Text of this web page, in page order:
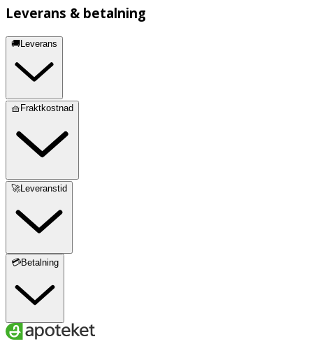
Leverans & betalning
🚚Leverans
🧺Fraktkostnad
🚀Leveranstid
💳Betalning